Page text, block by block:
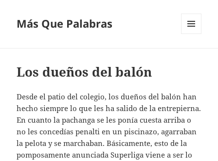
Más Que Palabras
Los dueños del balón
Desde el patio del colegio, los dueños del balón han
hecho siempre lo que les ha salido de la entrepierna.
En cuanto la pachanga se les ponía cuesta arriba o
no les concedías penalti en un piscinazo, agarraban
la pelota y se marchaban. Básicamente, esto de la
pomposamente anunciada Superliga viene a ser lo